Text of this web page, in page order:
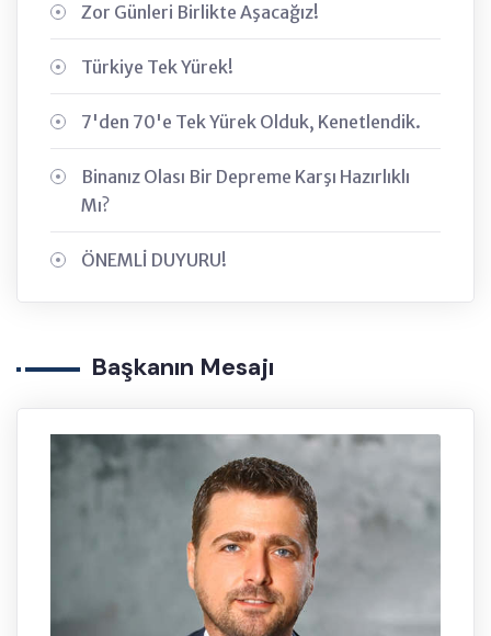
Zor Günleri Birlikte Aşacağız!
Türkiye Tek Yürek!
7'den 70'e Tek Yürek Olduk, Kenetlendik.
Binanız Olası Bir Depreme Karşı Hazırlıklı
Mı?
ÖNEMLİ DUYURU!
Başkanın Mesajı